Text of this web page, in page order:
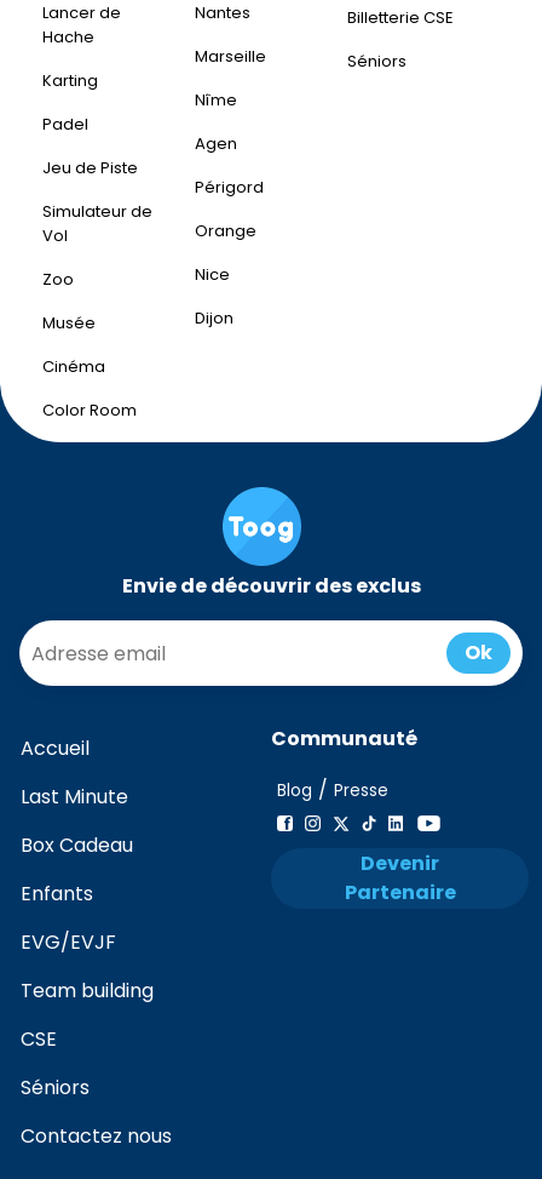
Lancer de
Hache
Karting
Padel
Jeu de Piste
Simulateur de
Vol
Zoo
Musée
Cinéma
Color Room
Nantes
Marseille
Nîme
Agen
Périgord
Orange
Nice
Dijon
Billetterie CSE
Séniors
Envie de découvrir des exclus
Ok
Accueil
Last Minute
Box Cadeau
Enfants
EVG/EVJF
Team building
CSE
Séniors
Contactez nous
Communauté
Blog / Presse
Devenir
Partenaire